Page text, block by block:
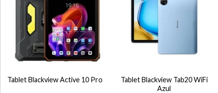
Tablet Blackview Active 10 Pro
Tablet Blackview Tab20 WiFi
Azul